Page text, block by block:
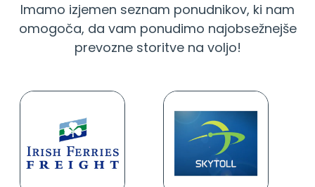
Imamo izjemen seznam ponudnikov, ki nam
omogoča, da vam ponudimo najobsežnejše
prevozne storitve na voljo!